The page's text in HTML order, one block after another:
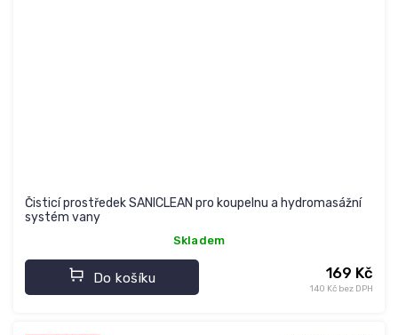
Čisticí prostředek SANICLEAN pro koupelnu a hydromasážní
systém vany
Skladem
140 Kč bez DPH
169 Kč
Do košíku